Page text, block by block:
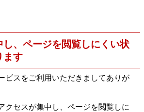
し、ページを閲覧しにくい状
ます
ビスをご利用いただきましてありが
クセスが集中し、ページを閲覧しに